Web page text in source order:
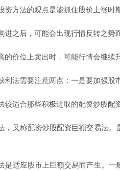
资方法的观点是能抓住股价上涨时
进之后，可能会出现行情反转之势
的价位上卖出时，可能行情会继续
利法需要注意两点：一是要加强股
较适合那些积极进取的配资炒股配
，又称配资炒股配资巨额交易法
是适应股市上巨额交易而产生。